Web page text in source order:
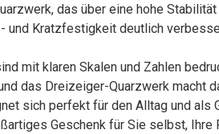
das über eine hohe
Kratzfestigkeit deutlich
mit klaren Skalen und Zahlen
das Dreizeiger-Quarzwerk macht
sich perfekt für den Alltag und als
Geschenk für Sie selbst, Ihre